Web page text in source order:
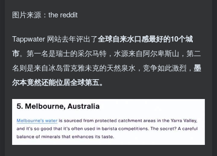
图片来源：the reddit
Tappwater 网站去年评出了全球自来水口感最好的10个城
市。第一名是瑞士的采尔马特，水源来自阿尔卑斯山，第二
名则是来自冰岛雷克雅未克的天然泉水，竞争如此激烈， 墨
尔本竟然还能位居全球第五。